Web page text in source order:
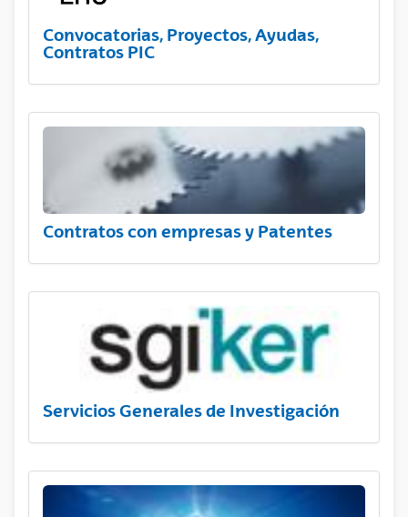
Convocatorias, Proyectos, Ayudas,
Contratos PIC
Contratos con empresas y Patentes
Servicios Generales de Investigación